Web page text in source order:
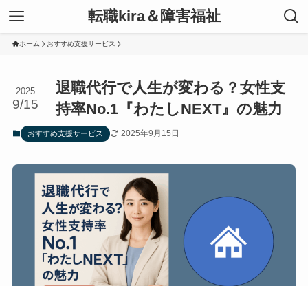
転職kira＆障害福祉
ホーム おすすめ支援サービス
退職代行で人生が変わる？女性支
持率No.1『わたしNEXT』の魅力
2025
9/15
おすすめ支援サービス 2025年9月15日